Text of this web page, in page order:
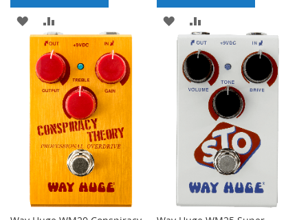
MERKEN
VERGLEICHSLISTE
HINZUFÜGEN
MERKEN
VERGLEICHSLISTE
HINZUFÜGEN